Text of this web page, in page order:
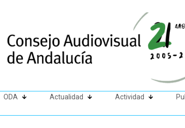
ODA Actualidad Actividad